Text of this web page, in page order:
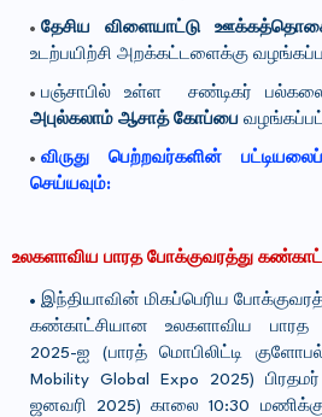
தேசிய விளையாட்டு
உடற்பயிற்சி அறக்கட்டளைக்கு
பஞ்சாபில் உள்ள சண்டிகர்
அபுல்கலாம் ஆசாத் கோப்பை
விருது பெற்றவர்களின்
செய்யவும்:
உலகளாவிய பாரத போக்குவரத்து
இந்தியாவின் மிகப்பெரிய
கண்காட்சியான உலகளாவிய பாரத
2025-ஐ (பாரத் மொபிலிட்டி
Mobility Global Expo 2025)
ஜனவரி 2025) காலை 10:30 மணிக்கு